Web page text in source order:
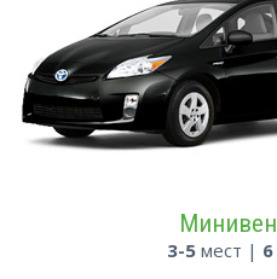
Минивен
3-5 мест | 6